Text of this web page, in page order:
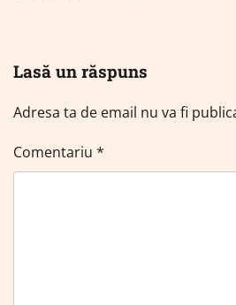
Lasă un răspuns
Adresa ta de email nu va fi
Comentariu *